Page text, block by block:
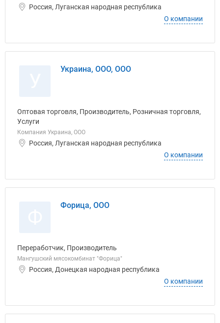
Россия, Луганская народная республика
О компании
Украина, ООО, ООО
Оптовая торговля, Производитель, Розничная торговля,
Услуги
Компания Украина, ООО
Россия, Луганская народная республика
О компании
Форица, ООО
Переработчик, Производитель
Мангушский мясокомбинат "Форица"
Россия, Донецкая народная республика
О компании